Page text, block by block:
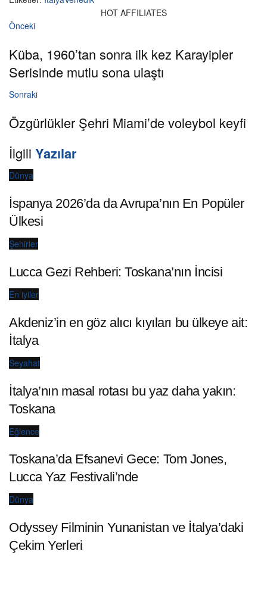
HOT AFFILIATES
Önceki
Küba, 1960’tan sonra ilk kez Karayipler
Serisinde mutlu sona ulaştı
Sonraki
Özgürlükler Şehri Miami’de voleybol keyfi
İlgili Yazılar
Dünya
İspanya 2026’da da Avrupa’nın En Popüler
Ülkesi
Şehirler
Lucca Gezi Rehberi: Toskana’nın İncisi
En iyiler
Akdeniz’in en göz alıcı kıyıları bu ülkeye ait:
İtalya
Seyahat
İtalya’nın masal rotası bu yaz daha yakın:
Toskana
Eğlence
Toskana’da Efsanevi Gece: Tom Jones,
Lucca Yaz Festivali’nde
Dünya
Odyssey Filminin Yunanistan ve İtalya’daki
Çekim Yerleri